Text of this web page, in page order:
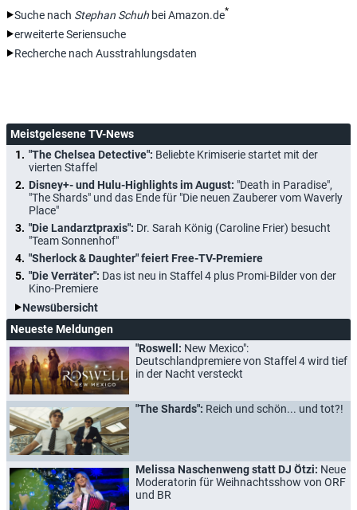
Suche nach Stephan Schuh bei Amazon.de*
erweiterte Seriensuche
Recherche nach Ausstrahlungsdaten
Meistgelesene TV-News
"The Chelsea Detective": Beliebte Krimiserie startet mit der
vierten Staffel
Disney+- und Hulu-Highlights im August: "Death in Paradise",
"The Shards" und das Ende für "Die neuen Zauberer vom Waverly
Place"
"Die Landarztpraxis": Dr. Sarah König (Caroline Frier) besucht
"Team Sonnenhof"
"Sherlock & Daughter" feiert Free-TV-Premiere
"Die Verräter": Das ist neu in Staffel 4 plus Promi-Bilder von der
Kino-Premiere
Newsübersicht
Neueste Meldungen
"Roswell: New Mexico":
Deutschlandpremiere von Staffel 4 wird tief
in der Nacht versteckt
"The Shards": Reich und schön... und tot?!
Melissa Naschenweng statt DJ Ötzi: Neue
Moderatorin für Weihnachtsshow von ORF
und BR